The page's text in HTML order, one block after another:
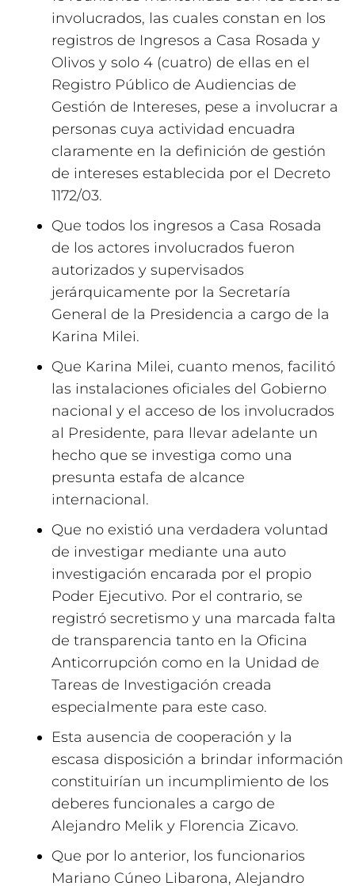
involucrados, las cuales constan en los
registros de Ingresos a Casa Rosada y
Olivos y solo 4 (cuatro) de ellas en el
Registro Público de Audiencias de
Gestión de Intereses, pese a involucrar a
personas cuya actividad encuadra
claramente en la definición de gestión
de intereses establecida por el Decreto
1172/03.
Que todos los ingresos a Casa Rosada
de los actores involucrados fueron
autorizados y supervisados
jerárquicamente por la Secretaría
General de la Presidencia a cargo de la
Karina Milei.
Que Karina Milei, cuanto menos, facilitó
las instalaciones oficiales del Gobierno
nacional y el acceso de los involucrados
al Presidente, para llevar adelante un
hecho que se investiga como una
presunta estafa de alcance
internacional.
Que no existió una verdadera voluntad
de investigar mediante una auto
investigación encarada por el propio
Poder Ejecutivo. Por el contrario, se
registró secretismo y una marcada falta
de transparencia tanto en la Oficina
Anticorrupción como en la Unidad de
Tareas de Investigación creada
especialmente para este caso.
Esta ausencia de cooperación y la
escasa disposición a brindar información
constituirían un incumplimiento de los
deberes funcionales a cargo de
Alejandro Melik y Florencia Zicavo.
Que por lo anterior, los funcionarios
Mariano Cúneo Libarona, Alejandro